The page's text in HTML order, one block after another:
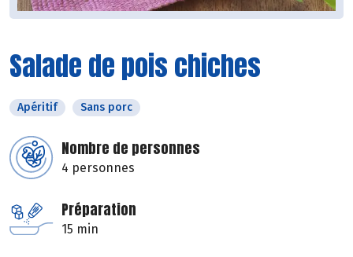
Salade de pois chiches
Apéritif Sans porc
Nombre de personnes
4 personnes
Préparation
15 min